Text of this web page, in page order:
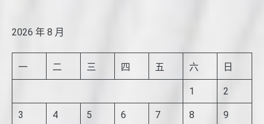
2026 年 8 月
一 二 三 四 五 六 日
1 2
3 4 5 6 7 8 9